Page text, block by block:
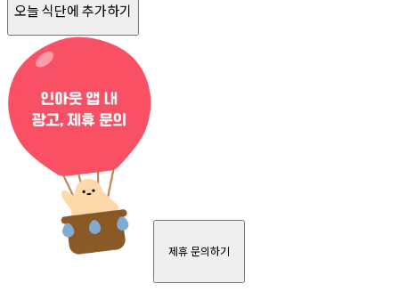
오늘 식단에 추가하기
제휴 문의하기